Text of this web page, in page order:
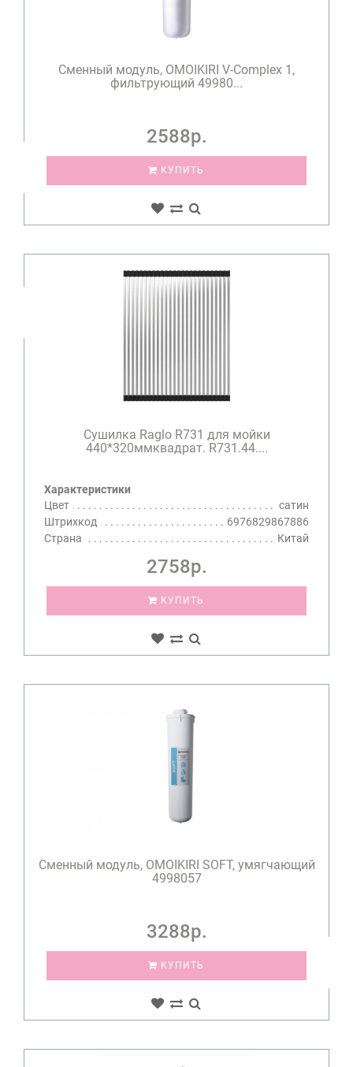
Сменный модуль, OMOIKIRI V-Complex 1,
фильтрующий 49980...
2588р.
КУПИТЬ
Сушилка Raglo R731 для мойки
440*320ммквадрат. R731.44....
Характеристики
Цвет
сатин
Штрихкод
6976829867886
Страна
Китай
2758р.
КУПИТЬ
Сменный модуль, OMOIKIRI SOFT, умягчающий
4998057
3288р.
КУПИТЬ